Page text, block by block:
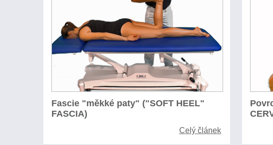
Fascie "měkké paty" ("SOFT HEEL"
FASCIA)
Celý článek